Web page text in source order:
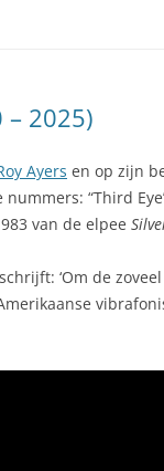
– 2025)
Ayers en op zijn
“Third
van de elpee
‘Om de